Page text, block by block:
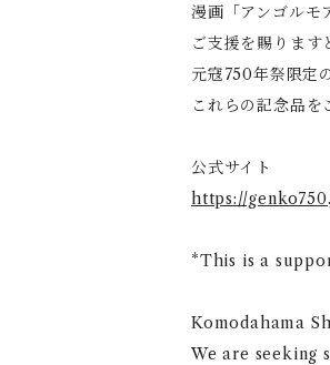
漫画「アンゴル
ご支援を賜ります
元寇750年祭限定
これらの記念品を
公式サイト
https://
*This is a
Komodahama
We are seeking